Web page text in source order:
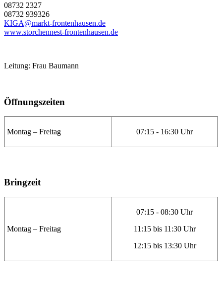
08732 2327
08732 939326
KIGA@markt-frontenhausen.de
www.storchennest-frontenhausen.de
Leitung: Frau Baumann
Öffnungszeiten
Montag – Freitag 07:15 - 16:30 Uhr
Bringzeit
Montag – Freitag
07:15 - 08:30 Uhr
11:15 bis 11:30 Uhr
12:15 bis 13:30 Uhr